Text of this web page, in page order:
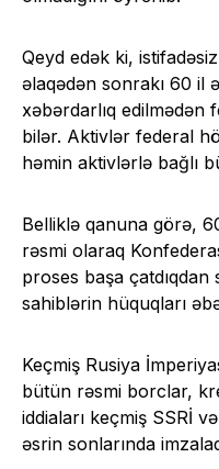
Qeyd edək ki,
əlaqədən sonrakı 60 il
xəbərdarlıq
bilər. Aktivlər federal
həmin aktivlərlə bağlı
Belliklə qanuna görə,
rəsmi olaraq
proses başa
sahiblərin hüquqları
Keçmiş Rusiya
bütün rəsmi borclar,
iddiaları keçmiş SSRİ
əsrin sonlarında